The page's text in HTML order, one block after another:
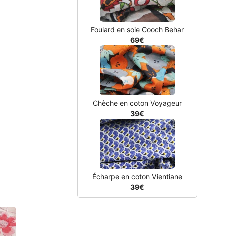
Foulard en soie Cooch Behar
69€
Chèche en coton Voyageur
39€
Écharpe en coton Vientiane
39€